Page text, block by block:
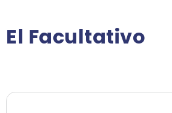
El Facultativo